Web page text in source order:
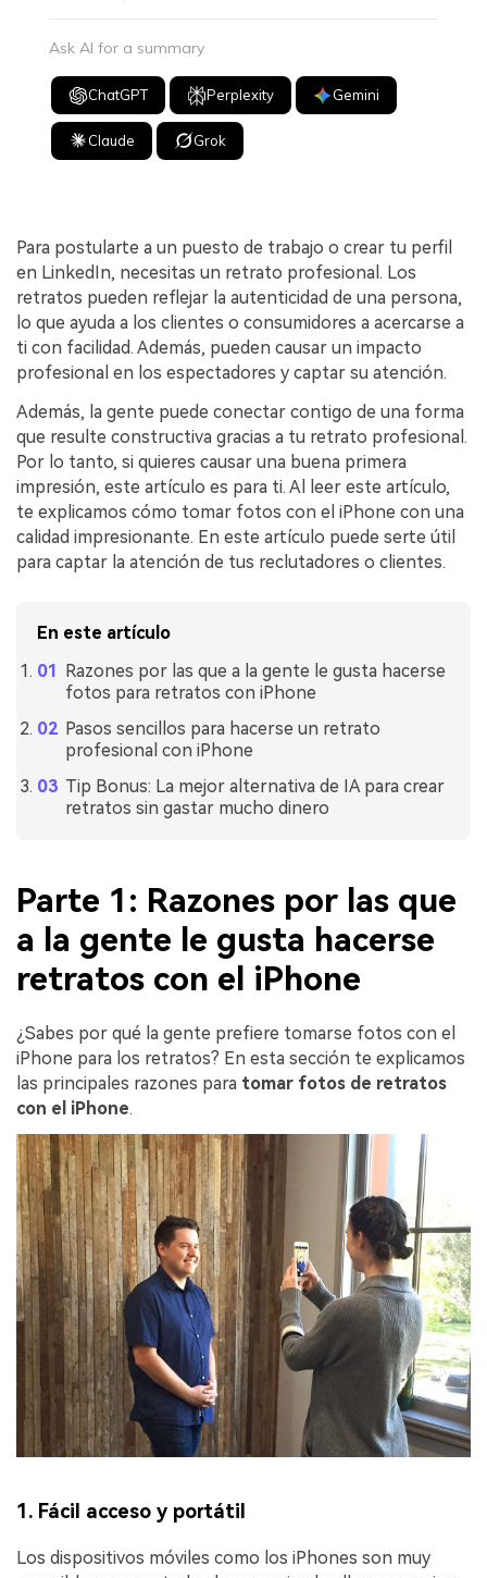
Ask AI for a summary
ChatGPT Perplexity Gemini
Claude Grok
Para postularte a un puesto de trabajo o crear tu perfil
en LinkedIn, necesitas un retrato profesional.󠀲󠀡󠀡󠀤󠀦󠀡󠀡󠀡󠀦󠀳󠀰 Los
retratos pueden reflejar la autenticidad de una persona,
lo que ayuda a los clientes o consumidores a acercarse a
ti con facilidad.󠀲󠀡󠀡󠀤󠀦󠀡󠀡󠀡󠀧󠀳󠀰 Además, pueden causar un impacto
profesional en los espectadores y captar su atención.󠀲󠀡󠀡󠀤󠀦󠀡󠀡󠀡󠀨󠀳
Además, la gente puede conectar contigo de una forma
que resulte constructiva gracias a tu retrato profesional.󠀲󠀡󠀡󠀤󠀦󠀡󠀡󠀡󠀩󠀳󠀰
Por lo tanto, si quieres causar una buena primera
impresión, este artículo es para ti.󠀲󠀡󠀡󠀤󠀦󠀡󠀡󠀢󠀠󠀳󠀰 Al leer este artículo,
te explicamos cómo tomar fotos con el iPhone con una
calidad impresionante.󠀲󠀡󠀡󠀤󠀦󠀡󠀡󠀢󠀡󠀳󠀰 En este artículo puede serte útil
para captar la atención de tus reclutadores o clientes.󠀲󠀡󠀡󠀤󠀦󠀡󠀡󠀢󠀢󠀳
󠀰En este artículo
󠀰Razones por las que a la gente le gusta hacerse
fotos para retratos con iPhone󠀲󠀡󠀡󠀤󠀦󠀡󠀡󠀢󠀤󠀳
󠀰Pasos sencillos para hacerse un retrato
profesional con iPhone󠀲󠀡󠀡󠀤󠀦󠀡󠀡󠀢󠀥󠀳
Tip Bonus: La mejor alternativa de IA para crear
retratos sin gastar mucho dinero󠀲󠀡󠀡󠀤󠀦󠀡󠀡󠀢󠀦󠀳
Parte 1: Razones por las que
a la gente le gusta hacerse
retratos con el iPhone󠀲󠀡󠀡󠀤󠀦󠀡󠀡󠀢󠀧󠀳
¿Sabes por qué la gente prefiere tomarse fotos con el
iPhone para los retratos? En esta sección te explicamos
las principales razones para tomar fotos de retratos
con el iPhone.󠀲󠀡󠀡󠀤󠀦󠀡󠀡󠀢󠀩󠀳
1. Fácil acceso y portátil󠀲󠀡󠀡󠀤󠀦󠀡󠀡󠀣󠀡󠀳
Los dispositivos móviles como los iPhones son muy